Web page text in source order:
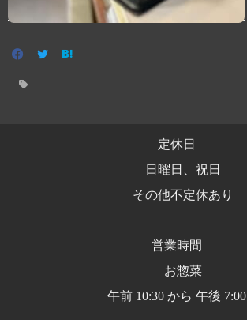
定休日
日曜日、祝日
その他不定休あり
営業時間
お惣菜
午前 10:30 から 午後 7:00